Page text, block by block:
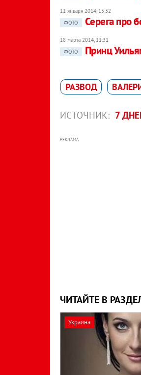
11 января 2014, 15:32
ФОТО
Серега про
18 марта 2014, 11:31
ФОТО
Принц
РАЗВОД
ИСТОЧНИК: 7
РЕКЛАМА
ЧИТАЙТЕ В
Украина